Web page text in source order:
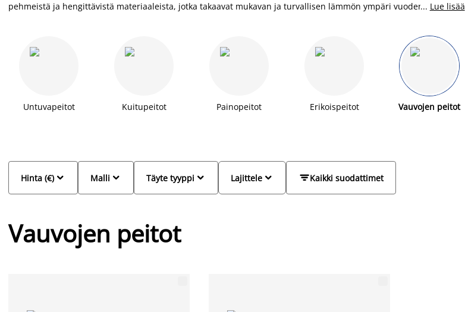
pehmeistä ja hengittävistä materiaaleista, jotka takaavat mukavan ja turvallisen lämmön ympäri vuoden. Monet
... Lue lisää
Untuvapeitot Kuitupeitot Painopeitot Erikoispeitot Vauvojen peitot

Hinta (€) 
Malli 
Täyte tyyppi Kaikki suodattimet

Lajittele
Vauvojen peitot